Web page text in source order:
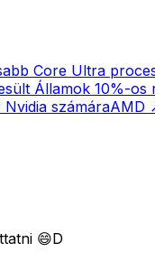
Core Ultra
Államok 10%-os
számáraAMD
😄D